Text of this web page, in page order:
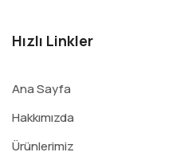
Hızlı Linkler
Ana Sayfa
Hakkımızda
Ürünlerimiz